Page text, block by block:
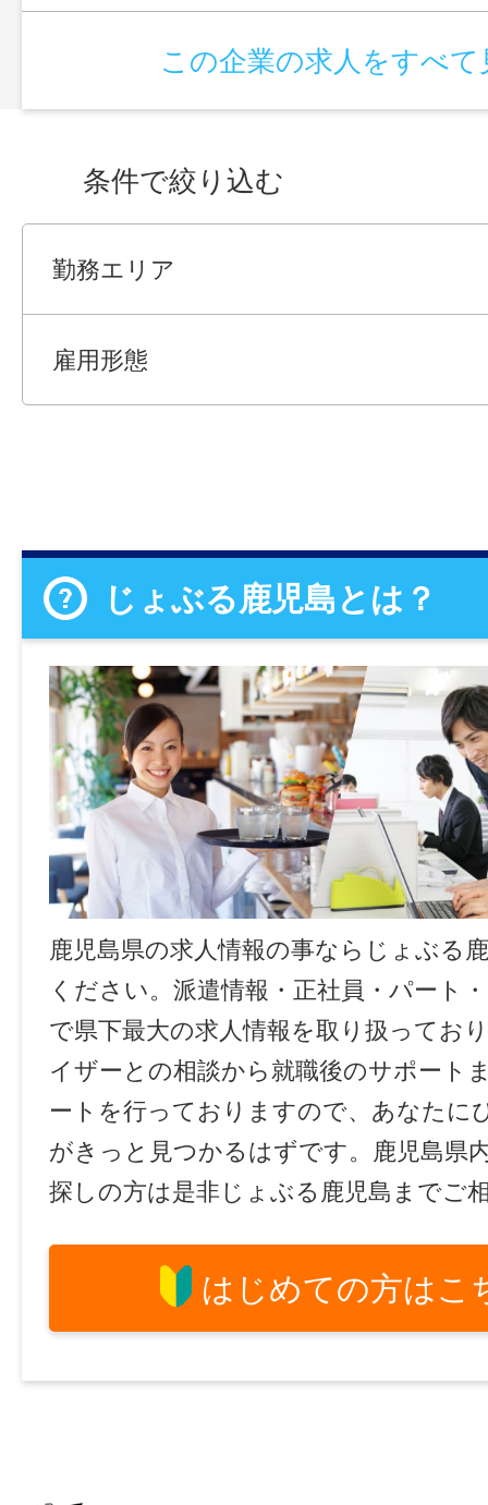
この企業の求人をすべて
条件で絞り込む
勤務エリア
雇用形態
じょぶる鹿児島とは？
鹿児島県の求人情報の事ならじょぶる
ください。派遣情報・正社員・パート
で県下最大の求人情報を取り扱ってお
イザーとの相談から就職後のサポート
ートを行っておりますので、あなたに
がきっと見つかるはずです。鹿児島県
探しの方は是非じょぶる鹿児島までご
はじめての方はこ